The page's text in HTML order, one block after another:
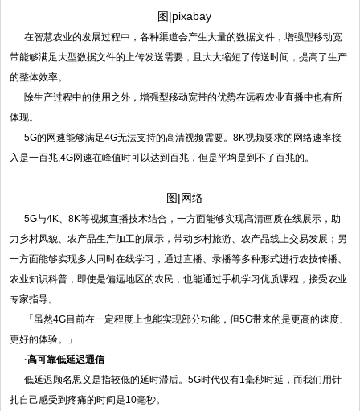
图|pixabay
在智慧农业的发展过程中，各种渠道会产生大量的数据文件，增强型移动宽
带能够满足大型数据文件的上传发送需要，且大大缩短了传送时间，提高了生产
的整体效率。
除生产过程中的使用之外，增强型移动宽带的优势在远程农业直播中也有所
体现。
5G的网速能够满足4G无法支持的高清视频需要。8K视频要求的网络速率接
入是一百兆,4G网速在峰值时可以达到百兆，但是平均是到不了百兆的。
图|网络
5G与4K、8K等视频直播技术结合，一方面能够实现高清画质在线展示，助
力乡村风貌、农产品生产加工的展示，带动乡村旅游、农产品线上交易发展；另
一方面能够实现多人同时在线学习，通过直播、录播等多种形式进行农技传播、
农业知识科普，即使是偏远地区的农民，也能通过手机学习优质课程，接受农业
专家指导。
「虽然4G目前在一定程度上也能实现部分功能，但5G带来的是更高的速度、
更好的体验。」
·高可靠低延迟通信
低延迟顾名思义是指较低的延时滞后。5G时代仅有1毫秒时延，而我们用针
扎自己感受到疼痛的时间是10毫秒。